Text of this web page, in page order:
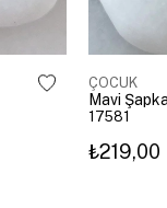
ÇOCUK
Mavi
17581
₺219,00